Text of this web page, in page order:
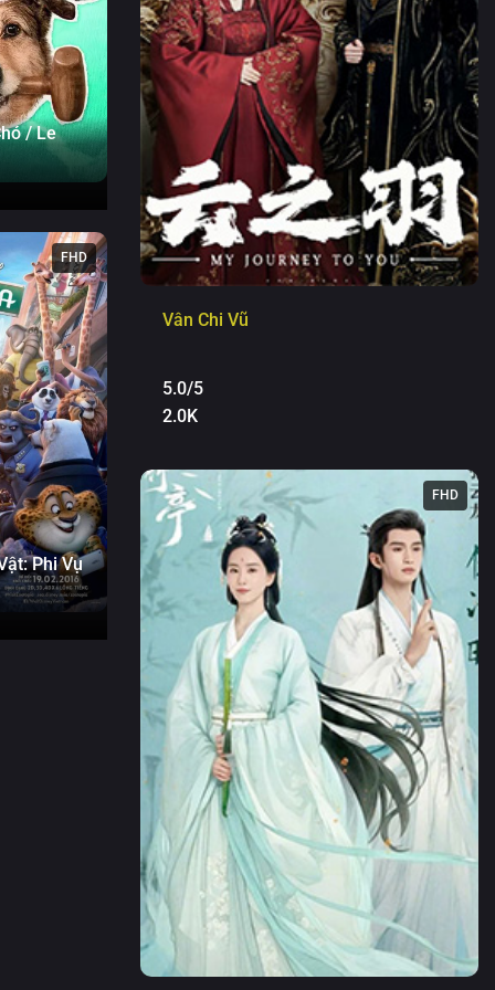
/ Le
FHD
Phi Vụ
Vân Chi Vũ
5.0/5
2.0K
FHD